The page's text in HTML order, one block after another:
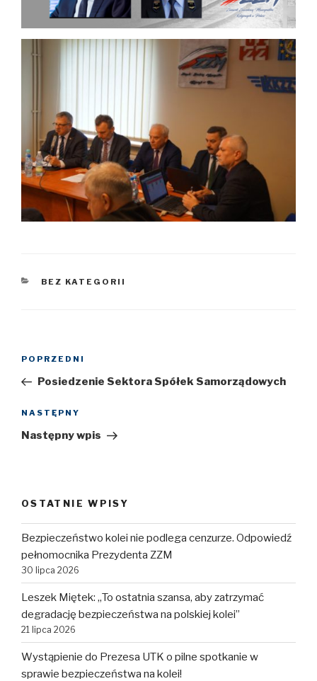
KATEGORIE
BEZ KATEGORII
Nawigacja
Poprzedni
wpis
POPRZEDNI
Posiedzenie Sektora Spółek Samorządowych
Następny
wpis
NASTĘPNY
Następny wpis
OSTATNIE WPISY
Bezpieczeństwo kolei nie podlega cenzurze. Odpowiedź
pełnomocnika Prezydenta ZZM
30 lipca 2026
Leszek Miętek: „To ostatnia szansa, aby zatrzymać
degradację bezpieczeństwa na polskiej kolei”
21 lipca 2026
Wystąpienie do Prezesa UTK o pilne spotkanie w
sprawie bezpieczeństwa na kolei!